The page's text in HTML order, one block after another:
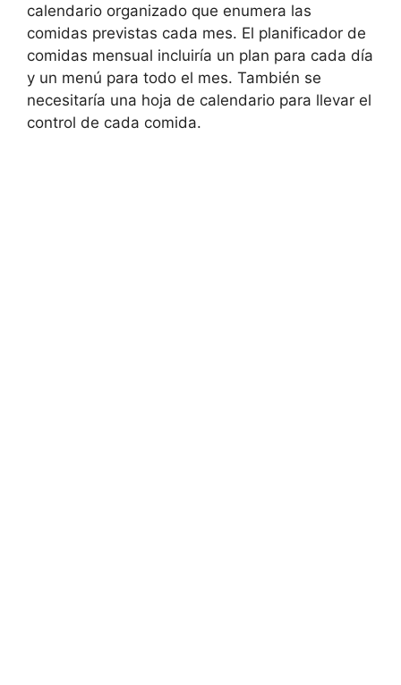
calendario organizado que enumera las
comidas previstas cada mes. El planificador de
comidas mensual incluiría un plan para cada día
y un menú para todo el mes. También se
necesitaría una hoja de calendario para llevar el
control de cada comida.